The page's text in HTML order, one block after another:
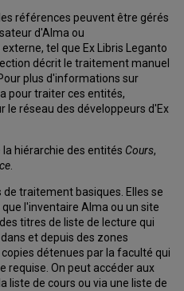
références peuvent être gérés
d'Alma ou
tel que Ex Libris Leganto
décrit le traitement manuel
plus d'informations sur
pour traiter ces entités,
le réseau des développeurs d'Ex
la hiérarchie des entités Cours,
de traitement basiques. Elles se
que l'inventaire Alma ou un site
titres de liste de lecture qui
et depuis des zones
détenues par la faculté qui
requise. On peut accéder aux
liste de cours ou via une liste de